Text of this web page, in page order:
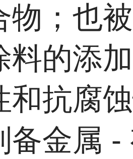
物；也
料的添
和抗腐
备金属 -